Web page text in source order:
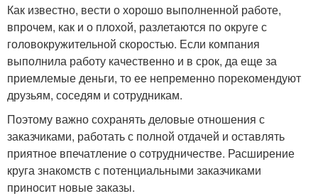
Как известно, вести о хорошо выполненной работе,
впрочем, как и о плохой, разлетаются по округе с
головокружительной скоростью. Если компания
выполнила работу качественно и в срок, да еще за
приемлемые деньги, то ее непременно порекомендуют
друзьям, соседям и сотрудникам.
Поэтому важно сохранять деловые отношения с
заказчиками, работать с полной отдачей и оставлять
приятное впечатление о сотрудничестве. Расширение
круга знакомств с потенциальными заказчиками
приносит новые заказы.